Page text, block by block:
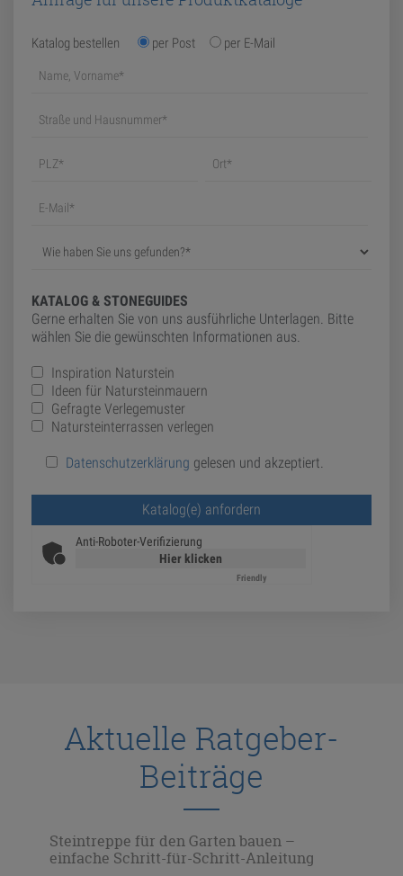
Katalog bestellen per Post per E-Mail
KATALOG & STONEGUIDES
Gerne erhalten Sie von uns ausführliche Unterlagen. Bitte
wählen Sie die gewünschten Informationen aus.
Inspiration Naturstein
Ideen für Natursteinmauern
Gefragte Verlegemuster
Natursteinterrassen verlegen
Datenschutzerklärung gelesen und akzeptiert.
Bitte lasse dieses Feld leer.
Anti-Roboter-Verifizierung
Hier klicken
Friendly
Aktuelle Ratgeber-
Beiträge
Steintreppe für den Garten bauen –
einfache Schritt-für-Schritt-Anleitung